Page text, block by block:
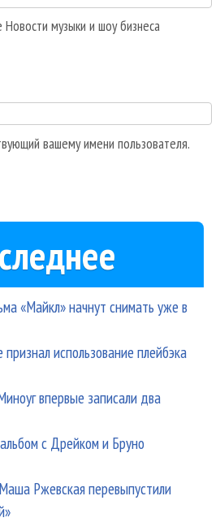
музыки и шоу бизнеса
вашему имени пользователя.
«Майкл» начнут снимать уже в
использование плейбэка
впервые записали два
с Дрейком и Бруно
Ржевская перевыпустили